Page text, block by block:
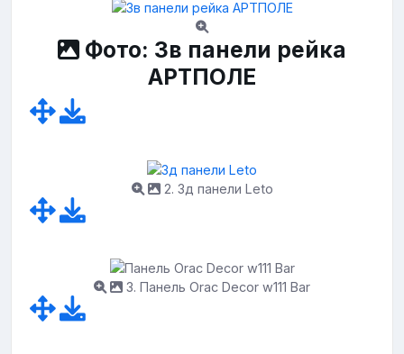
Фото: 3в панели рейка
АРТПОЛЕ
2. 3д панели Leto
3. Панель Orac Decor w111 Bar